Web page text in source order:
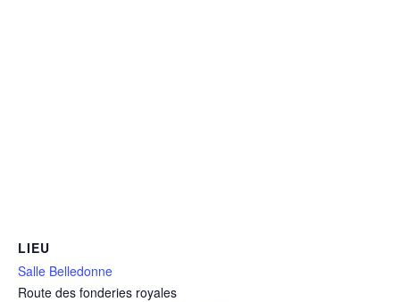
LIEU
Salle Belledonne
Route des fonderies royales